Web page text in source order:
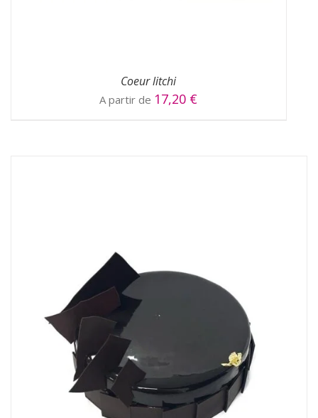
Coeur litchi
A partir de 17,20 €